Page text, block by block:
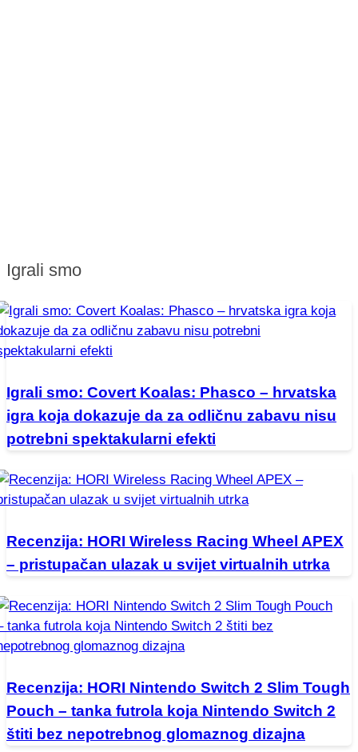
Igrali smo
Igrali smo: Covert Koalas: Phasco – hrvatska
igra koja dokazuje da za odličnu zabavu nisu
potrebni spektakularni efekti
Recenzija: HORI Wireless Racing Wheel APEX
– pristupačan ulazak u svijet virtualnih utrka
Recenzija: HORI Nintendo Switch 2 Slim Tough
Pouch – tanka futrola koja Nintendo Switch 2
štiti bez nepotrebnog glomaznog dizajna